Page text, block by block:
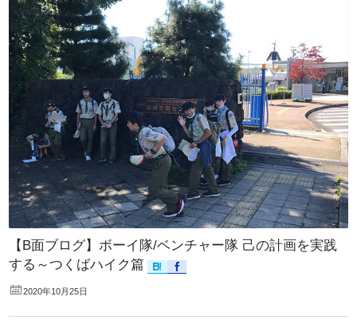
【B面ブログ】ボーイ隊/ベンチャー隊 己の計画を実践
する～つくばハイク篇
2020年10月25日